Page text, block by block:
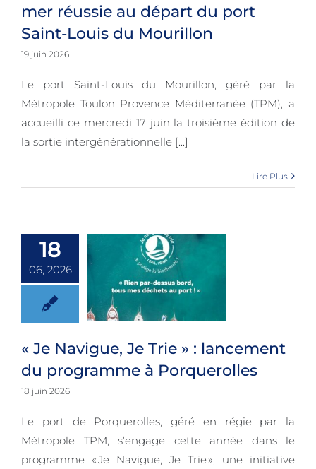
en mer réussie
au départ du
du Mourillon
mer réussie au départ du port
Saint-Louis du Mourillon
19 juin 2026
Le port Saint-Louis du Mourillon, géré par la
Métropole Toulon Provence Méditerranée (TPM), a
accueilli ce mercredi 17 juin la troisième édition de
la sortie intergénérationnelle [...]
Lire Plus
18
06, 2026
Trie » :
lancement du
Porquerolles
« Je Navigue, Je Trie » : lancement
du programme à Porquerolles
18 juin 2026
Le port de Porquerolles, géré en régie par la
Métropole TPM, s’engage cette année dans le
programme « Je Navigue, Je Trie », une initiative